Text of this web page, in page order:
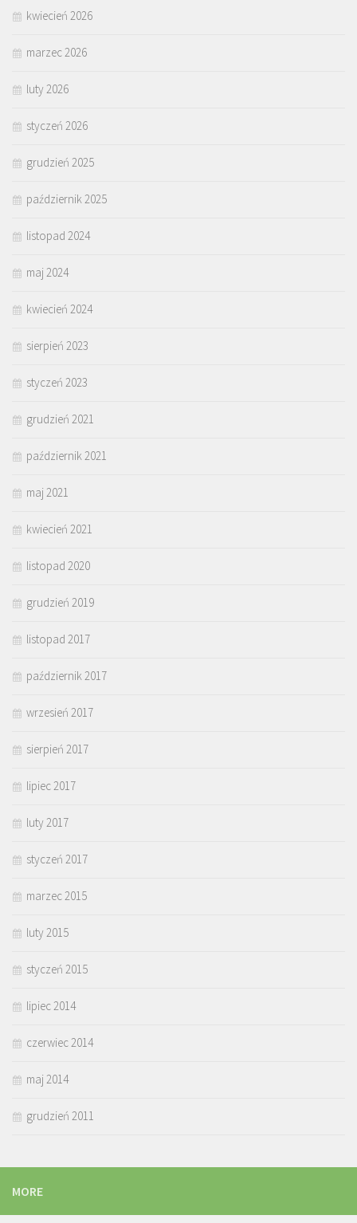
kwiecień 2026
marzec 2026
luty 2026
styczeń 2026
grudzień 2025
październik 2025
listopad 2024
maj 2024
kwiecień 2024
sierpień 2023
styczeń 2023
grudzień 2021
październik 2021
maj 2021
kwiecień 2021
listopad 2020
grudzień 2019
listopad 2017
październik 2017
wrzesień 2017
sierpień 2017
lipiec 2017
luty 2017
styczeń 2017
marzec 2015
luty 2015
styczeń 2015
lipiec 2014
czerwiec 2014
maj 2014
grudzień 2011
MORE